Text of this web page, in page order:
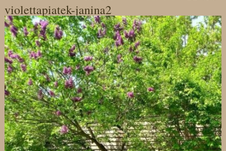
violettapiatek-janina2